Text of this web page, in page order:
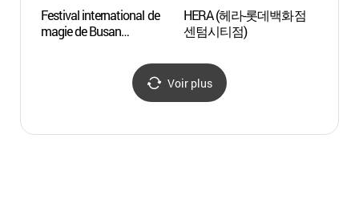
Festival international de
magie de Busan
HERA (헤라-롯데백화점
센텀시티점)
Voir plus